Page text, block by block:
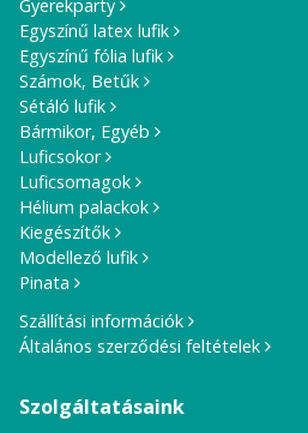
Gyerekparty
Egyszínű latex lufik
Egyszínű fólia lufik
Számok, Betűk
Sétáló lufik
Bármikor, Egyéb
Luficsokor
Luficsomagok
Hélium palackok
Kiegészítők
Modellező lufik
Pinata
Szállítási információk
Általános szerződési feltételek
Szolgáltatásaink